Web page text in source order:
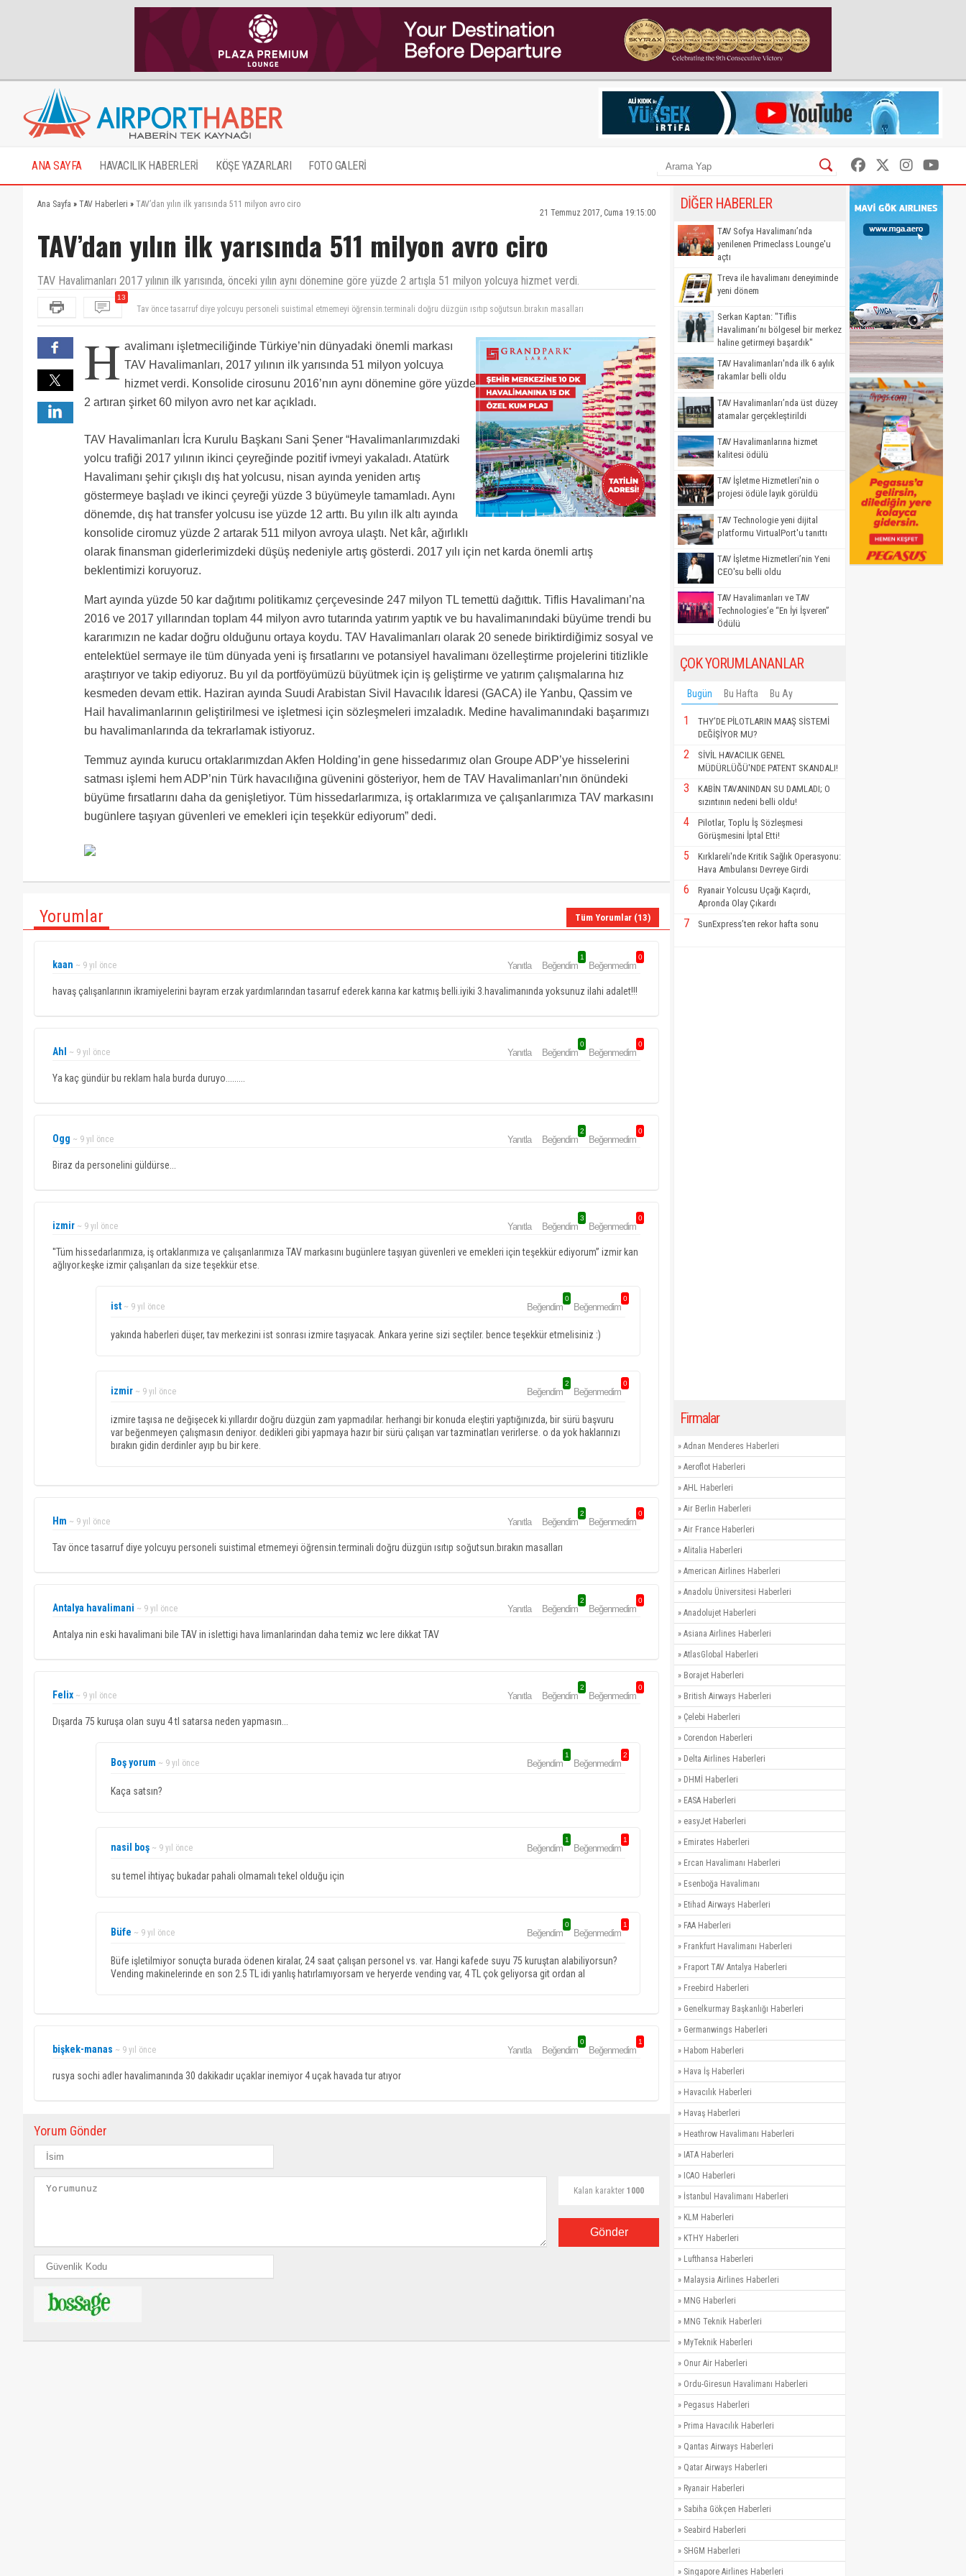
ANA SAYFA HAVACILIK HABERLERİ KÖŞE YAZARLARI FOTO GALERİ
Ana Sayfa » TAV Haberleri » TAV’dan yılın ilk yarısında 511 milyon avro ciro
21 Temmuz 2017, Cuma 19:15:00
TAV’dan yılın ilk yarısında 511 milyon avro ciro
TAV Havalimanları 2017 yılının ilk yarısında, önceki yılın aynı dönemine göre yüzde 2 artışla 51 milyon yolcuya hizmet verdi.
13
Antalya nin eski havalimani bile TAV in islettigi hava limanlarindan daha temiz wc lere dikkat TAV
havaş çalışanlarının ikramiyelerini bayram erzak yardımlarından tasarruf ederek karına kar katmış belli.iyiki 3.havalimanında yoksunuz ilahi
adalet!!!
Ya kaç gündür bu reklam hala burda duruyo.........
''Tüm hissedarlarımıza, iş ortaklarımıza ve çalışanlarımıza TAV markasını bugünlere taşıyan güvenleri ve emekleri için teşekkür ediyorum”
izmir kan ağlıyor.keşke izmir çalışanları da size teşekkür etse.
Tav önce tasarruf diye yolcuyu personeli suistimal etmemeyi öğrensin.terminali doğru düzgün ısıtıp soğutsun.bırakın masalları
H avalimanı işletmeciliğinde Türkiye’nin dünyadaki önemli markası
TAV Havalimanları, 2017 yılının ilk yarısında 51 milyon yolcuya
hizmet verdi. Konsolide cirosunu 2016’nın aynı dönemine göre yüzde
2 artıran şirket 60 milyon avro net kar açıkladı.
TAV Havalimanları İcra Kurulu Başkanı Sani Şener “Havalimanlarımızdaki
yolcu trafiği 2017 yılının ikinci çeyreğinde pozitif ivmeyi yakaladı. Atatürk
Havalimanı şehir çıkışlı dış hat yolcusu, nisan ayında yeniden artış
göstermeye başladı ve ikinci çeyreği yüzde 3 büyümeyle tamamladı. Aynı
dönemde, dış hat transfer yolcusu ise yüzde 12 arttı. Bu yılın ilk altı ayında
konsolide ciromuz yüzde 2 artarak 511 milyon avroya ulaştı. Net kâr, ağırlıklı
olarak finansman giderlerimizdeki düşüş nedeniyle artış gösterdi. 2017 yılı için net karda önemli artış
beklentimizi koruyoruz.
Mart ayında yüzde 50 kar dağıtımı politikamız çerçevesinde 247 milyon TL temettü dağıttık. Tiflis Havalimanı’na
2016 ve 2017 yıllarından toplam 44 milyon avro tutarında yatırım yaptık ve bu havalimanındaki büyüme trendi bu
kararımızın ne kadar doğru olduğunu ortaya koydu. TAV Havalimanları olarak 20 senede biriktirdiğimiz sosyal ve
entelektüel sermaye ile tüm dünyada yeni iş fırsatlarını ve potansiyel havalimanı özelleştirme projelerini titizlikle
araştırıyor ve takip ediyoruz. Bu yıl da portföyümüzü büyütmek için iş geliştirme ve yatırım çalışmalarına hız
kesmeden devam ettik. Haziran ayında Suudi Arabistan Sivil Havacılık İdaresi (GACA) ile Yanbu, Qassim ve
Hail havalimanlarının geliştirilmesi ve işletmesi için sözleşmeleri imzaladık. Medine havalimanındaki başarımızı
bu havalimanlarında da tekrarlamak istiyoruz.
Temmuz ayında kurucu ortaklarımızdan Akfen Holding’in gene hissedarımız olan Groupe ADP’ye hisselerini
satması işlemi hem ADP’nin Türk havacılığına güvenini gösteriyor, hem de TAV Havalimanları’nın önündeki
büyüme fırsatlarını daha da genişletiyor. Tüm hissedarlarımıza, iş ortaklarımıza ve çalışanlarımıza TAV markasını
bugünlere taşıyan güvenleri ve emekleri için teşekkür ediyorum” dedi.
Yorumlar Tüm Yorumlar (13)
kaan ~ 9 yıl önce Yanıtla Beğendim
1
Beğenmedim
0
havaş çalışanlarının ikramiyelerini bayram erzak yardımlarından tasarruf ederek karına kar katmış belli.iyiki 3.havalimanında yoksunuz ilahi adalet!!!
Ahl ~ 9 yıl önce Yanıtla Beğendim
0
Beğenmedim
0
Ya kaç gündür bu reklam hala burda duruyo.........
Ogg ~ 9 yıl önce Yanıtla Beğendim
2
Beğenmedim
0
Biraz da personelini güldürse...
izmir ~ 9 yıl önce Yanıtla Beğendim
3
Beğenmedim
0
''Tüm hissedarlarımıza, iş ortaklarımıza ve çalışanlarımıza TAV markasını bugünlere taşıyan güvenleri ve emekleri için teşekkür ediyorum” izmir kan
ağlıyor.keşke izmir çalışanları da size teşekkür etse.
ist ~ 9 yıl önce Beğendim
0
Beğenmedim
0
yakında haberleri düşer, tav merkezini ist sonrası izmire taşıyacak. Ankara yerine sizi seçtiler. bence teşekkür etmelisiniz :)
izmir ~ 9 yıl önce Beğendim
2
Beğenmedim
0
izmire taşısa ne değişecek ki.yıllardır doğru düzgün zam yapmadılar. herhangi bir konuda eleştiri yaptığınızda, bir sürü başvuru
var beğenmeyen çalışmasın deniyor. dedikleri gibi yapmaya hazır bir sürü çalışan var tazminatları verirlerse. o da yok haklarınızı
bırakın gidin derdinler ayıp bu bir kere.
Hm ~ 9 yıl önce Yanıtla Beğendim
2
Beğenmedim
0
Tav önce tasarruf diye yolcuyu personeli suistimal etmemeyi öğrensin.terminali doğru düzgün ısıtıp soğutsun.bırakın masalları
Antalya havalimani ~ 9 yıl önce Yanıtla Beğendim
2
Beğenmedim
0
Antalya nin eski havalimani bile TAV in islettigi hava limanlarindan daha temiz wc lere dikkat TAV
Felix ~ 9 yıl önce Yanıtla Beğendim
2
Beğenmedim
0
Dışarda 75 kuruşa olan suyu 4 tl satarsa neden yapmasın...
Boş yorum ~ 9 yıl önce Beğendim
1
Beğenmedim
2
Kaça satsın?
nasil boş ~ 9 yıl önce Beğendim
1
Beğenmedim
1
su temel ihtiyaç bukadar pahali olmamalı tekel olduğu için
Büfe ~ 9 yıl önce Beğendim
0
Beğenmedim
1
Büfe işletilmiyor sonuçta burada ödenen kiralar, 24 saat çalışan personel vs. var. Hangi kafede suyu 75 kuruştan alabiliyorsun?
Vending makinelerinde en son 2.5 TL idi yanlış hatırlamıyorsam ve heryerde vending var, 4 TL çok geliyorsa git ordan al
bişkek-manas ~ 9 yıl önce Yanıtla Beğendim
0
Beğenmedim
1
rusya sochi adler havalimanında 30 dakikadır uçaklar inemiyor 4 uçak havada tur atıyor
Yorum Gönder
Kalan karakter 1000
Gönder
DİĞER HABERLER
TAV Sofya Havalimanı’nda
yenilenen Primeclass Lounge'u
açtı
Treva ile havalimanı deneyiminde
yeni dönem
Serkan Kaptan: "Tiflis
Havalimanı’nı bölgesel bir merkez
haline getirmeyi başardık"
TAV Havalimanları'nda ilk 6 aylık
rakamlar belli oldu
TAV Havalimanları’nda üst düzey
atamalar gerçekleştirildi
TAV Havalimanlarına hizmet
kalitesi ödülü
TAV İşletme Hizmetleri'nin o
projesi ödüle layık görüldü
TAV Technologie yeni dijital
platformu VirtualPort'u tanıttı
TAV İşletme Hizmetleri’nin Yeni
CEO'su belli oldu
TAV Havalimanları ve TAV
Technologies’e “En İyi İşveren”
Ödülü
ÇOK YORUMLANANLAR
Bugün Bu Hafta Bu Ay
1
THY’DE PİLOTLARIN MAAŞ SİSTEMİ
DEĞİŞİYOR MU?
2
SİVİL HAVACILIK GENEL
MÜDÜRLÜĞÜ'NDE PATENT SKANDALI!
3
KABİN TAVANINDAN SU DAMLADI; O
sızıntının nedeni belli oldu!
4
Pilotlar, Toplu İş Sözleşmesi
Görüşmesini İptal Etti!
5
Kırklareli'nde Kritik Sağlık Operasyonu:
Hava Ambulansı Devreye Girdi
6
Ryanair Yolcusu Uçağı Kaçırdı,
Apronda Olay Çıkardı
7 SunExpress’ten rekor hafta sonu
Firmalar
» Adnan Menderes Haberleri
» Aeroflot Haberleri
» AHL Haberleri
» Air Berlin Haberleri
» Air France Haberleri
» Alitalia Haberleri
» American Airlines Haberleri
» Anadolu Üniversitesi Haberleri
» Anadolujet Haberleri
» Asiana Airlines Haberleri
» AtlasGlobal Haberleri
» Borajet Haberleri
» British Airways Haberleri
» Çelebi Haberleri
» Corendon Haberleri
» Delta Airlines Haberleri
» DHMİ Haberleri
» EASA Haberleri
» easyJet Haberleri
» Emirates Haberleri
» Ercan Havalimanı Haberleri
» Esenboğa Havalimanı
» Etihad Airways Haberleri
» FAA Haberleri
» Frankfurt Havalimanı Haberleri
» Fraport TAV Antalya Haberleri
» Freebird Haberleri
» Genelkurmay Başkanlığı Haberleri
» Germanwings Haberleri
» Habom Haberleri
» Hava İş Haberleri
» Havacılık Haberleri
» Havaş Haberleri
» Heathrow Havalimanı Haberleri
» IATA Haberleri
» ICAO Haberleri
» İstanbul Havalimanı Haberleri
» KLM Haberleri
» KTHY Haberleri
» Lufthansa Haberleri
» Malaysia Airlines Haberleri
» MNG Haberleri
» MNG Teknik Haberleri
» MyTeknik Haberleri
» Onur Air Haberleri
» Ordu-Giresun Havalimanı Haberleri
» Pegasus Haberleri
» Prima Havacılık Haberleri
» Qantas Airways Haberleri
» Qatar Airways Haberleri
» Ryanair Haberleri
» Sabiha Gökçen Haberleri
» Seabird Haberleri
» SHGM Haberleri
» Singapore Airlines Haberleri